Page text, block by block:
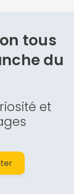
tous
du
et